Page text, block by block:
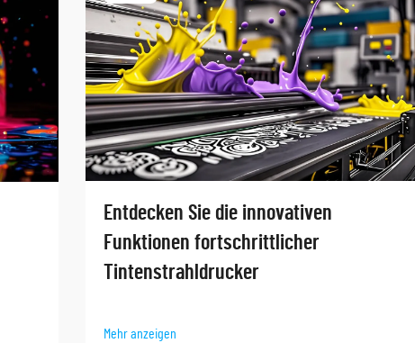
Entdecken Sie die innovativen
Funktionen fortschrittlicher
Tintenstrahldrucker
Mehr anzeigen